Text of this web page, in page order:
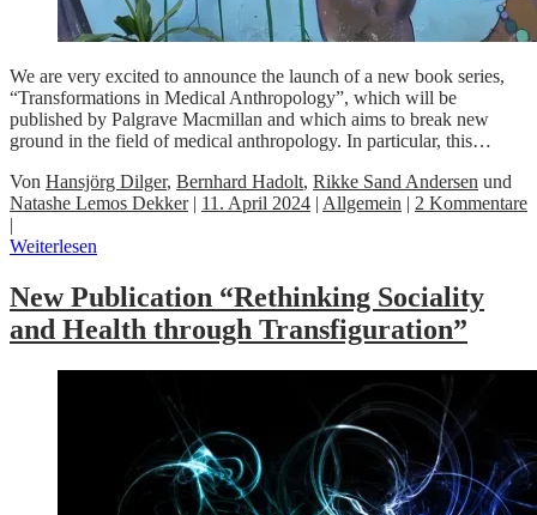
We are very excited to announce the launch of a new book series,
“Transformations in Medical Anthropology”, which will be
published by Palgrave Macmillan and which aims to break new
ground in the field of medical anthropology. In particular, this…
Von Hansjörg Dilger, Bernhard Hadolt, Rikke Sand Andersen und
Natashe Lemos Dekker| 11. April 2024 | Allgemein | 2 Kommentare
|
Weiterlesen
New Publication “Rethinking Sociality
and Health through Transfiguration”